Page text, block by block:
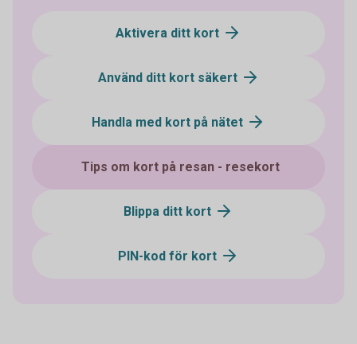
Aktivera ditt kort
Använd ditt kort säkert
Handla med kort på nätet
Tips om kort på resan - resekort
Blippa ditt kort
PIN-kod för kort